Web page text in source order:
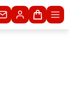
Contacteer ons